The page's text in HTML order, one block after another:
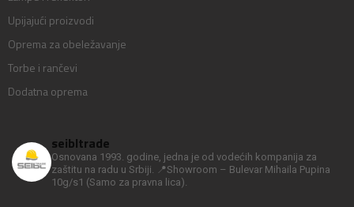
Upijajući proizvodi
Oprema za obeležavanje
Torbe i rančevi
Dodatna oprema
seibltrade
Osnovana 1993. godine, jedna je od vodećih kompanija za
zaštitu na radu u Srbiji.
📍Showroom – Bulevar Mihaila Pupina
10g/s1 (Samo za pravna lica).